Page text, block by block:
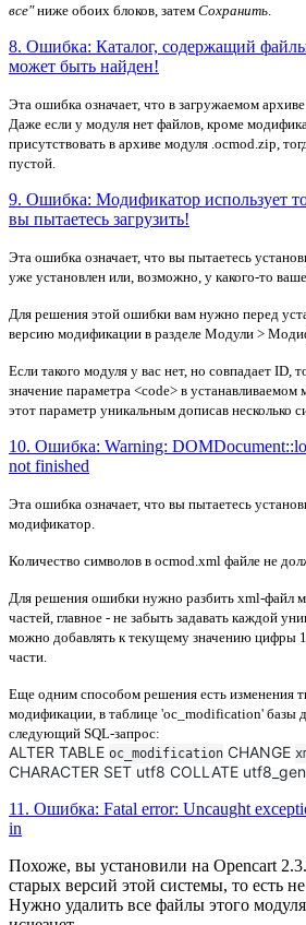
все"ниже обоих блоков, затем Сохранить
8. Ошибка: Каталог, содержащий файлы
может быть найден!
Эта ошибка означает, что в загружаемом
Даже если у модуля нет файлов, кроме
присутствовать в архиве модуля .ocmod.zip,
пустой.
9. Ошибка: Модификатор использует
вы пытаетесь загрузить!
Эта ошибка означает, что вы пытаетесь
уже установлен или, возможно, у какого-то
Для решения этой ошибки вам нужно перед
версию модификации в разделе Модули >
Если такого модуля у вас нет, но совпадает ID,
значение параметра <code> в
этот параметр уникальным дописав несколько
10. Ошибка: Warning:
not finished
Эта ошибка означает, что вы пытаетесь
модификатор.
Количество символов в ocmod.xml файле не
Для решения ошибки нужно разбить xml-файл
частей, главное - не забыть задавать каждой
можно добавлять к текущему значению цифры
части.
Еще одним способом решения есть изменения
модификации, в таблице 'oc_modification' базы
следующий SQL-запрос:
ALTER TABLE oc_modification CHANGE
CHARACTER SET utf8 COLLATE
11. Ошибка: Fatal error: Uncaught
in
Похоже, вы установили на Opencart
старых версий этой системы, то есть
Нужно удалить все файлы этого